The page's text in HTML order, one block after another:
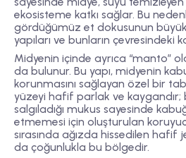
ekosisteme katkı sağlar. Bu
gördüğümüz et dokusunun büyük
yapıları ve bunların çevresindeki
Midyenin içinde ayrıca “manto”
da bulunur. Bu yapı, midyenin
korunmasını sağlayan özel bir
yüzeyi hafif parlak ve kaygandır;
salgıladığı mukus sayesinde
etmemesi için oluşturulan
sırasında ağızda hissedilen hafif
da çoğunlukla bu bölgedir.